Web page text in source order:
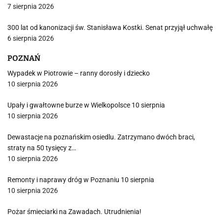
7 sierpnia 2026
300 lat od kanonizacji św. Stanisława Kostki. Senat przyjął uchwałę
6 sierpnia 2026
POZNAŃ
Wypadek w Piotrowie – ranny dorosły i dziecko
10 sierpnia 2026
Upały i gwałtowne burze w Wielkopolsce 10 sierpnia
10 sierpnia 2026
Dewastacje na poznańskim osiedlu. Zatrzymano dwóch braci,
straty na 50 tysięcy z…
10 sierpnia 2026
Remonty i naprawy dróg w Poznaniu 10 sierpnia
10 sierpnia 2026
Pożar śmieciarki na Zawadach. Utrudnienia!